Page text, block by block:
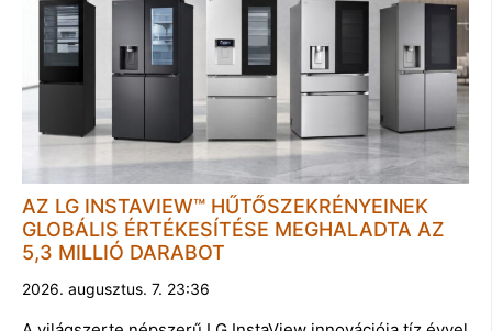
AZ LG INSTAVIEW™ HŰTŐSZEKRÉNYEINEK
GLOBÁLIS ÉRTÉKESÍTÉSE MEGHALADTA AZ
5,3 MILLIÓ DARABOT
2026. augusztus. 7. 23:36